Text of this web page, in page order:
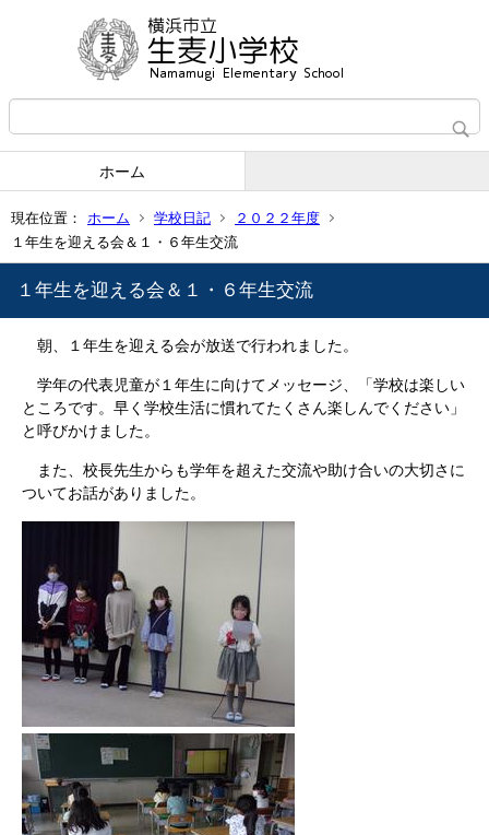
ホーム
現在位置： ホーム 学校日記
２０２２年度
１年生を迎える会＆１・６年生交流
１年生を迎える会＆１・６年生交流
朝、１年生を迎える会が放送で行われました。
学年の代表児童が１年生に向けてメッセージ、「学校は楽しい
ところです。早く学校生活に慣れてたくさん楽しんでください」
と呼びかけました。
また、校長先生からも学年を超えた交流や助け合いの大切さに
ついてお話がありました。